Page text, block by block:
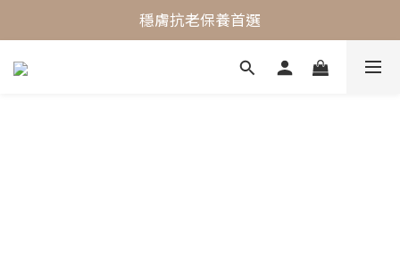
最懂敏弱肌的抗老專家
穩膚抗老保養首選
最懂敏弱肌的抗老專家